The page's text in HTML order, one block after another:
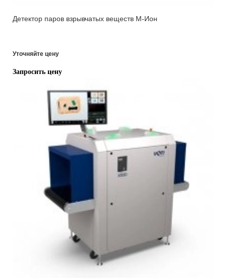
Детектор паров взрывчатых веществ М-Ион
Уточняйте цену
Запросить цену